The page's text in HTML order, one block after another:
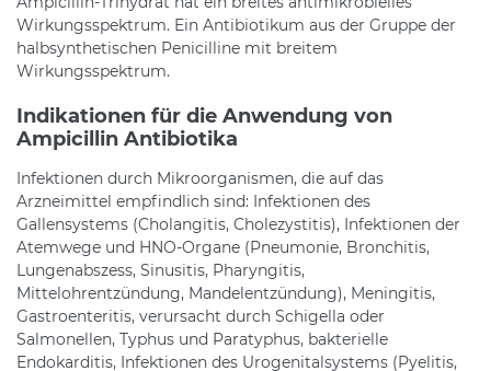
Wirkungsspektrum. Ein Antibiotikum aus der Gruppe der
halbsynthetischen Penicilline mit breitem
Wirkungsspektrum.
Indikationen für die Anwendung von
Ampicillin Antibiotika
Infektionen durch Mikroorganismen, die auf das
Arzneimittel empfindlich sind: Infektionen des
Gallensystems (Cholangitis, Cholezystitis), Infektionen der
Atemwege und HNO-Organe (Pneumonie, Bronchitis,
Lungenabszess, Sinusitis, Pharyngitis,
Mittelohrentzündung, Mandelentzündung), Meningitis,
Gastroenteritis, verursacht durch Schigella oder
Salmonellen, Typhus und Paratyphus, bakterielle
Endokarditis, Infektionen des Urogenitalsystems (Pyelitis,